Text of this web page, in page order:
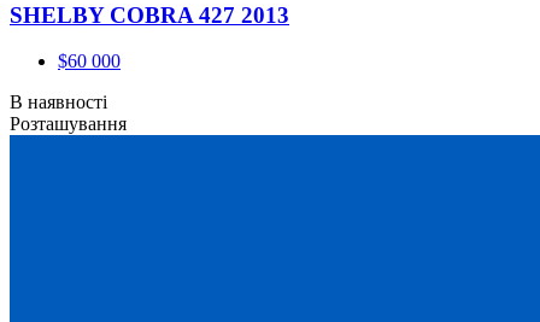
SHELBY COBRA 427 2013
$60 000
В наявності
Розташування